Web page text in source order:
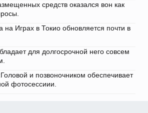
средств оказался вон как
Играх в Токио обновляется почти в
для долгосрочной него совсем
и позвоночником обеспечивает
фотосессиии.